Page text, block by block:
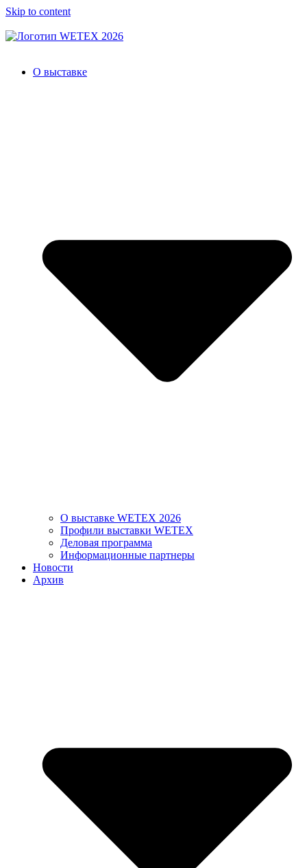
Skip to content
О выставке
О выставке WETEX 2026
Профили выставки WETEX
Деловая программа
Информационные партнеры
Новости
Архив